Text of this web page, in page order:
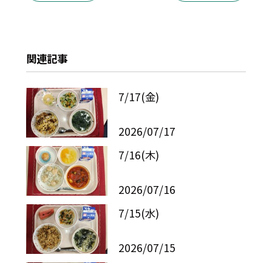
関連記事
7/17(金)
2026/07/17
7/16(木)
2026/07/16
7/15(水)
2026/07/15